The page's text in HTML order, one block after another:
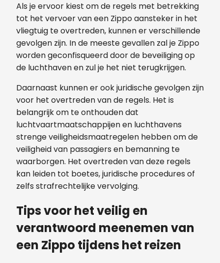
Als je ervoor kiest om de regels met betrekking
tot het vervoer van een Zippo aansteker in het
vliegtuig te overtreden, kunnen er verschillende
gevolgen zijn. In de meeste gevallen zal je Zippo
worden geconfisqueerd door de beveiliging op
de luchthaven en zul je het niet terugkrijgen.
Daarnaast kunnen er ook juridische gevolgen zijn
voor het overtreden van de regels. Het is
belangrijk om te onthouden dat
luchtvaartmaatschappijen en luchthavens
strenge veiligheidsmaatregelen hebben om de
veiligheid van passagiers en bemanning te
waarborgen. Het overtreden van deze regels
kan leiden tot boetes, juridische procedures of
zelfs strafrechtelijke vervolging.
Tips voor het veilig en
verantwoord meenemen van
een Zippo tijdens het reizen